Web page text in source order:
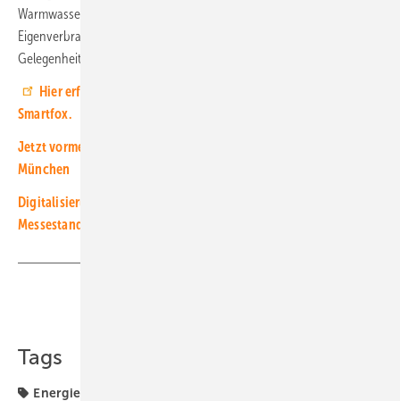
Warmwasserbereitung, Energiespeicherung und
Eigenverbrauchsoptimierung. Besucher erhalten erstmals die
Gelegenheit, sich über die neuen Produkte zu informieren. (HS)
Hier erfahren Sie mehr über Energiemanagement von
Smartfox.
Jetzt vormerken: PV Guided Tours und CEO-Talks – LIVE aus
München
Digitalisierung und Lasertechnik zum Anfassen – bei uns am
Messestand!
Tags
Energiemanagement